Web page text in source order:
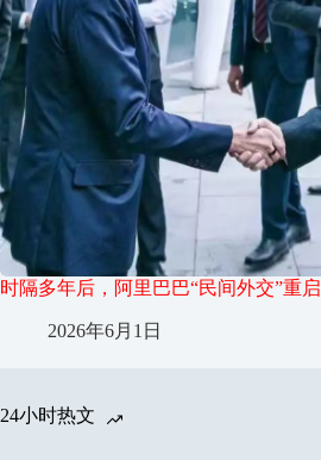
时隔多年后，阿里巴巴“民间外交”重启
2026年6月1日
24小时热文